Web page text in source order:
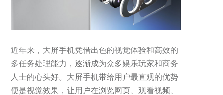
近年来，大屏手机凭借出色的视觉体验和高效的
多任务处理能力，逐渐成为众多娱乐玩家和商务
人士的心头好。大屏手机带给用户最直观的优势
便是视觉效果，让用户在浏览网页、观看视频、